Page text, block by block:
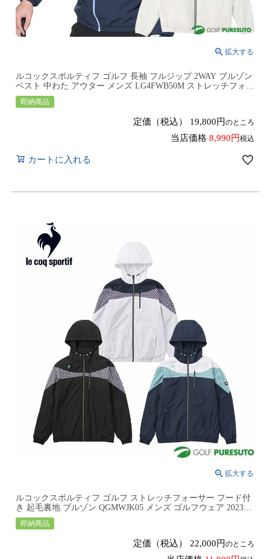
ルコックスポルティフ ゴルフ 長袖 フルジップ 2WAY ブルゾン
ベスト 中わた アウター メンズ LG4FWB50M ストレッチフォー
サー ゴルフウェア 2024年秋冬モデル le coq sportif golf 秋冬ウ
ェア はっ水 ストレッチ 防風 HEAT NAVI デタッチャブル
即納商品
定価（税込） 19,800 のところ
当店価格 8,990 税込
カートに入れる
ルコックスポルティフ ゴルフ ストレッチフォーサー フード付
き 起毛裏地 ブルゾン QGMWJK05 メンズ ゴルフウェア 2023年
秋冬モデル
即納商品
定価（税込） 22,000 のところ